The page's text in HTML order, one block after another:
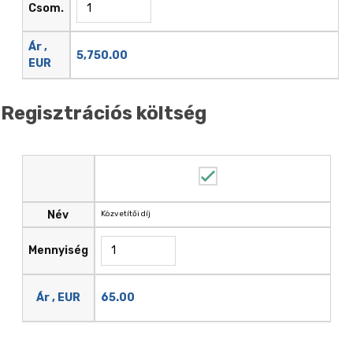
Csom.
Ár ,
EUR
5,750.00
Regisztrációs költség
Név
Mennyiség
Ár , EUR
Közvetítői díj
65.00